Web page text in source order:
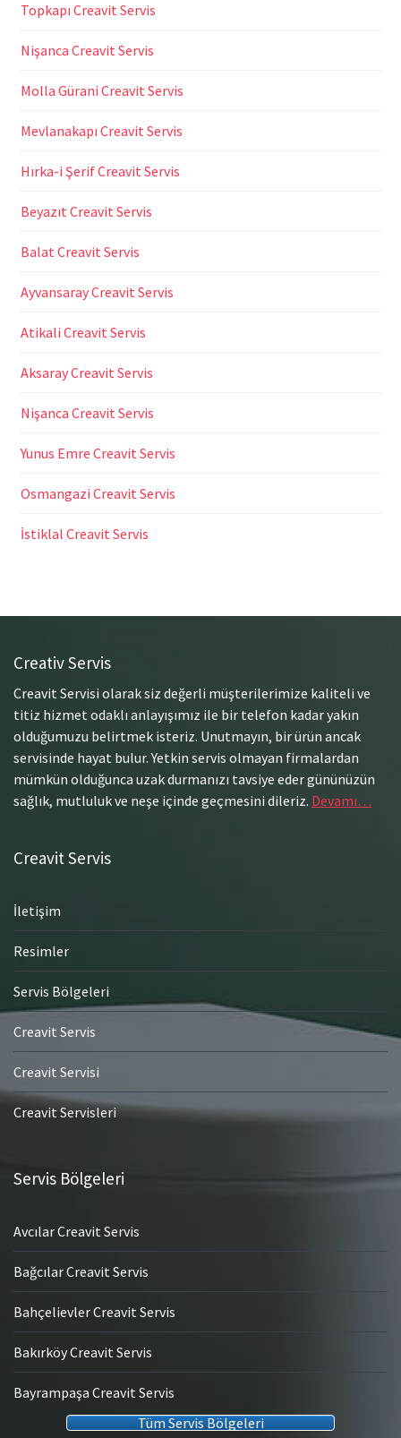
Topkapı Creavit Servis
Nişanca Creavit Servis
Molla Gürani Creavit Servis
Mevlanakapı Creavit Servis
Hırka-i Şerif Creavit Servis
Beyazıt Creavit Servis
Balat Creavit Servis
Ayvansaray Creavit Servis
Atikali Creavit Servis
Aksaray Creavit Servis
Nişanca Creavit Servis
Yunus Emre Creavit Servis
Osmangazi Creavit Servis
İstiklal Creavit Servis
Creativ Servis
Creavit Servisi olarak siz değerli müşterilerimize kaliteli ve
titiz hizmet odaklı anlayışımız ile bir telefon kadar yakın
olduğumuzu belirtmek isteriz. Unutmayın, bir ürün ancak
servisinde hayat bulur. Yetkin servis olmayan firmalardan
mümkün olduğunca uzak durmanızı tavsiye eder gününüzün
sağlık, mutluluk ve neşe içinde geçmesini dileriz. Devamı…
Creavit Servis
İletişim
Resimler
Servis Bölgeleri
Creavit Servis
Creavit Servisi
Creavit Servisleri
Servis Bölgeleri
Avcılar Creavit Servis
Bağcılar Creavit Servis
Bahçelievler Creavit Servis
Bakırköy Creavit Servis
Bayrampaşa Creavit Servis
Tüm Servis Bölgeleri